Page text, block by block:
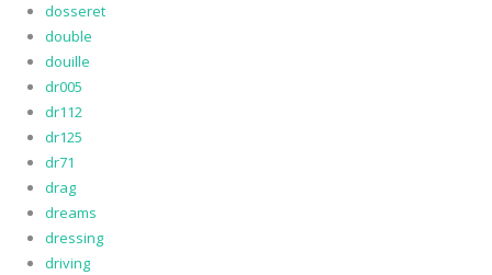
dosseret
double
douille
dr005
dr112
dr125
dr71
drag
dreams
dressing
driving